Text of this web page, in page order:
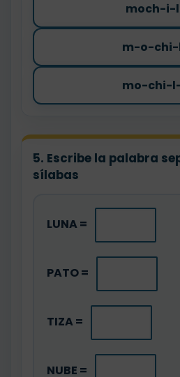
moch-i-
m-o-
mo-chi-
5. Escribe la palabra
sílabas
LUNA =
PATO =
TIZA =
NUBE =